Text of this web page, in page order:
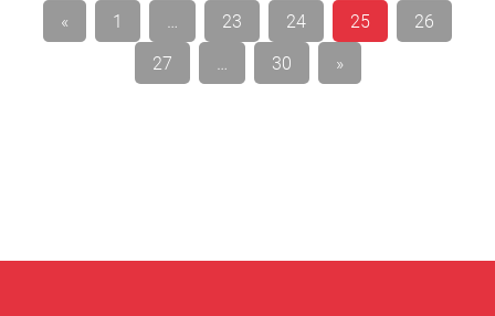
Seitennummerierung
der
« 1 … 23 24 25
26
27
… 30 »